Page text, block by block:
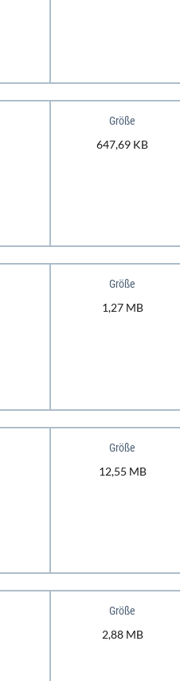
Größe
647,69 KB
Größe
1,27 MB
Größe
12,55 MB
Größe
2,88 MB